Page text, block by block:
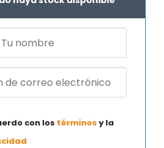
con los términos y la